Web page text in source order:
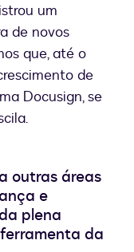
um
de novos
que, até o
de
Docusign, se
outras áreas
e
plena
da